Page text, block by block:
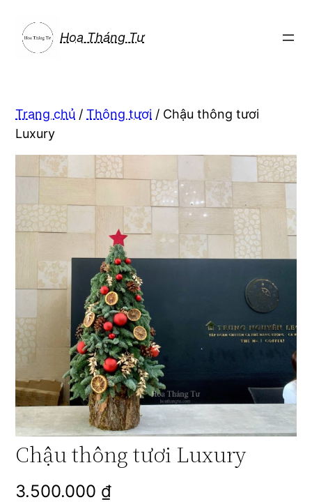
phần
Hoa Tháng Tư
Trang chủ /Thông tươi / Chậu thông tươi
Luxury
Chậu thông tươi Luxury
3.500.000 ₫